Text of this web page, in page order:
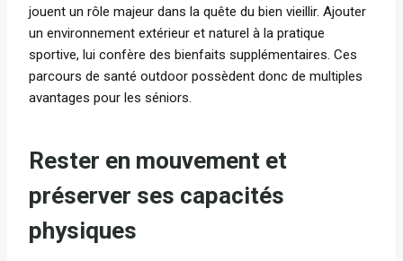
jouent un rôle majeur dans la quête du bien vieillir. Ajouter
un environnement extérieur et naturel à la pratique
sportive, lui confère des bienfaits supplémentaires. Ces
parcours de santé outdoor possèdent donc de multiples
avantages pour les séniors.
Rester en mouvement et
préserver ses capacités
physiques